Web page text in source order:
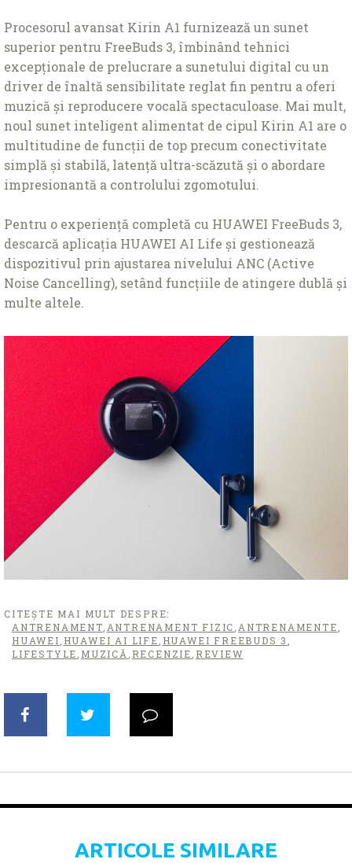
Procesorul avansat Kirin A1 furnizează un sunet
superior pentru FreeBuds 3, îmbinând tehnici
excepționale de prelucrare a sunetului digital cu un
driver de înaltă sensibilitate reglat fin pentru a oferi
muzică și reproducere vocală spectaculoase. Mai mult,
noul sunet inteligent alimentat de cipul Kirin A1 are o
multitudine de funcții de top precum conectivitate
simplă și stabilă, latență ultra-scăzută și o abordare
impresionantă a controlului zgomotului.
Pentru o experiență completă cu HUAWEI FreeBuds 3,
descarcă aplicația HUAWEI AI Life și gestionează
dispozitivul prin ajustarea nivelului ANC (Active
Noise Cancelling), setând funcțiile de atingere dublă și
multe altele.
CITEȘTE MAI MULT DESPRE:
ANTRENAMENT ANTRENAMENT FIZIC ANTRENAMENTE
HUAWEI HUAWEI AI LIFE HUAWEI FREEBUDS 3
LIFESTYLE MUZICĂ RECENZIE REVIEW
ARTICOLE SIMILARE